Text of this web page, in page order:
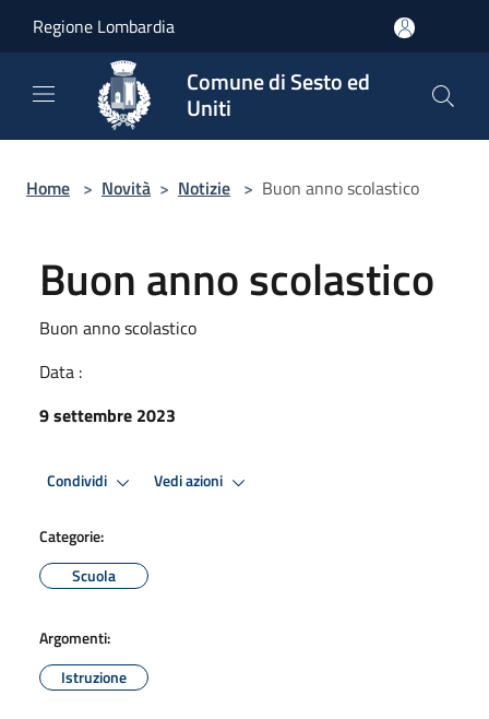
Regione Lombardia
Comune di Sesto ed
Uniti
Home > Novità > Notizie > Buon anno scolastico
Buon anno scolastico
Buon anno scolastico
Data :
9 settembre 2023
Condividi Vedi azioni
Categorie:
Scuola
Argomenti:
Istruzione